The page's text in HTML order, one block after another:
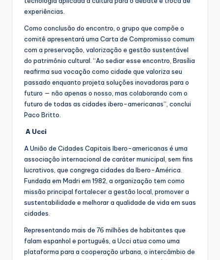
experiências.
Como conclusão do encontro, o grupo que compõe o
comitê apresentará uma Carta de Compromisso comum
com a preservação, valorização e gestão sustentável
do patrimônio cultural. “Ao sediar esse encontro, Brasília
reafirma sua vocação como cidade que valoriza seu
passado enquanto projeta soluções inovadoras para o
futuro — não apenas o nosso, mas colaborando com o
futuro de todas as cidades ibero-americanas”, conclui
Paco Britto.
A Ucci
A União de Cidades Capitais Ibero-americanas é uma
associação internacional de caráter municipal, sem fins
lucrativos, que congrega cidades da Ibero-América.
Fundada em Madri em 1982, a organização tem como
missão principal fortalecer a gestão local, promover a
sustentabilidade e melhorar a qualidade de vida em suas
cidades.
Representando mais de 76 milhões de habitantes que
falam espanhol e português, a Ucci atua como uma
plataforma para a cooperação urbana, o intercâmbio de